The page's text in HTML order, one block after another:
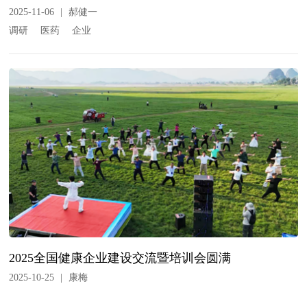
2025-11-06 |
郝健一
调研
医药 企业
2025全国健康企业建设交流暨培训会圆满
2025-10-25
康梅